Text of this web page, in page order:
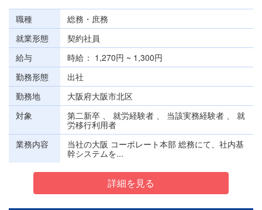
職種
総務・庶務
就業形態
契約社員
給与
時給
1,270円 ~ 1,300円
勤務形態
出社
勤務地
大阪府大阪市北区
対象
第二新卒 、 就労経験者 、 当該実務経験者 、 就
労移行利用者
業務内容
当社の大阪 コーポレート本部 総務にて、社内基
幹システムを...
詳細を見る